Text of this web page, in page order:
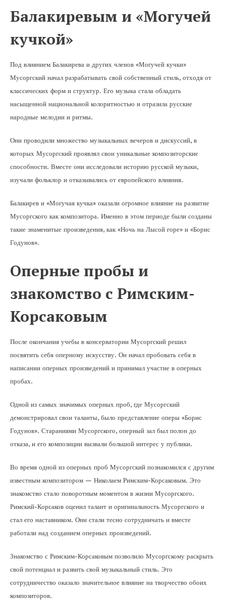
Балакиревым и «Могучей
кучкой»
Под влиянием Балакирева и других членов «Могучей кучки»
Мусоргский начал разрабатывать свой собственный стиль, отходя от
классических форм и структур. Его музыка стала обладать
насыщенной национальной колоритностью и отразила русские
народные мелодии и ритмы.
Они проводили множество музыкальных вечеров и дискуссий, в
которых Мусоргский проявлял свои уникальные композиторские
способности. Вместе они исследовали историю русской музыки,
изучали фольклор и отказывались от европейского влияния.
Балакирев и «Могучая кучка» оказали огромное влияние на развитие
Мусоргского как композитора. Именно в этом периоде были созданы
такие знаменитые произведения, как «Ночь на Лысой горе» и «Борис
Годунов».
Оперные пробы и
знакомство с Римским-
Корсаковым
После окончания учебы в консерватории Мусоргский решил
посвятить себя оперному искусству. Он начал пробовать себя в
написании оперных произведений и принимал участие в оперных
пробах.
Одной из самых значимых оперных проб, где Мусоргский
демонстрировал свои таланты, было представление оперы «Борис
Годунов». Стараниями Мусоргского, оперный зал был полон до
отказа, и его композиции вызвали большой интерес у публики.
Во время одной из оперных проб Мусоргский познакомился с другим
известным композитором — Николаем Римским-Корсаковым. Это
знакомство стало поворотным моментом в жизни Мусоргского.
Римский-Корсаков оценил талант и оригинальность Мусоргского и
стал его наставником. Они стали тесно сотрудничать и вместе
работали над созданием оперных произведений.
Знакомство с Римским-Корсаковым позволило Мусоргскому раскрыть
свой потенциал и развить свой музыкальный стиль. Это
сотрудничество оказало значительное влияние на творчество обоих
композиторов.